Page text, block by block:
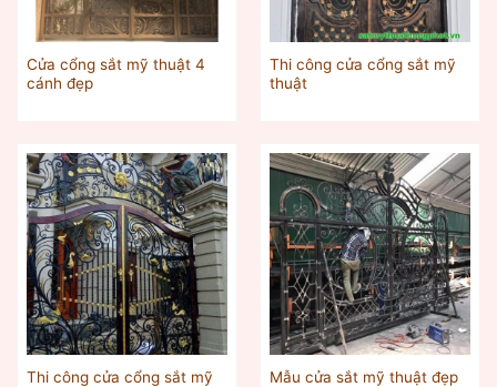
Cửa cổng sắt mỹ thuật 4
cánh đẹp
Thi công cửa cổng sắt mỹ
thuật
Thi công cửa cổng sắt mỹ
Mẫu cửa sắt mỹ thuật đẹp